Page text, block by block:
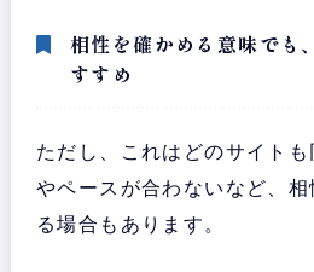
相性を確かめる意味でも
すすめ
ただし、これはどのサイト
やペースが合わないなど、
る場合もあります。